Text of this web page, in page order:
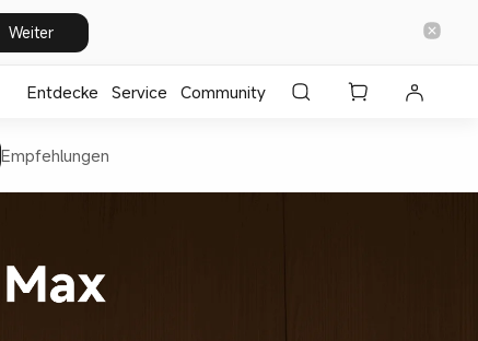
Weiter
Entdecke ⁣Service Community
Empfehlungen